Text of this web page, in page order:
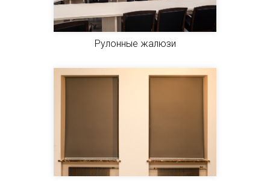
Рулонные жалюзи